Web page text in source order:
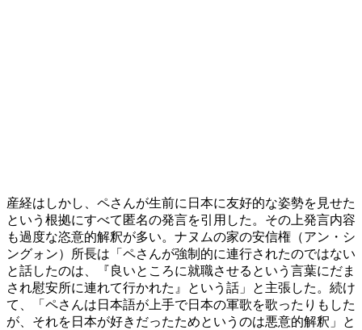
産経はしかし、ペさんが生前に日本に友好的な姿勢を見せた
という根拠にすべて匿名の発言を引用した。その上発言内容
も過度な恣意的解釈が多い。ナヌムの家の安信権（アン・シ
ングォン）所長は「ペさんが強制的に連行されたのではない
と話したのは、『良いところに就職させるという言葉にだま
され慰安所に連れて行かれた』という話」と主張した。続け
て、「ペさんは日本語が上手で日本の軍歌を歌ったりもした
が、それを日本が好きだったためというのは悪意的解釈」と